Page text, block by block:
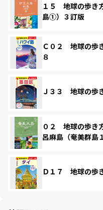
１５ 地球の歩
島①）３訂版
Ｃ０２ 地球の歩
８
Ｊ３３ 地球の歩
０２ 地球の歩
呂麻島（奄美群
Ｄ１７ 地球の歩